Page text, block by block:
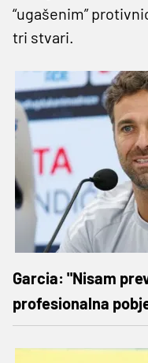
“ugašenim”
tri stvari.
Garcia: "Nisam
profesionalna